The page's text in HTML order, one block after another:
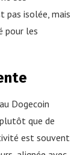
pas isolée, mais
pour les
Dogecoin
que de
est souvent